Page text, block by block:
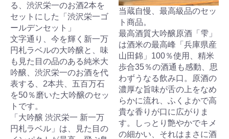
る、渋沢栄一のお酒2本を
セットにした「渋沢栄一ゴ
ールデンセット」
文字通り、今を輝く新一万
円札ラベルの大吟醸と、味
も見た目の品のある純米大
吟醸、渋沢栄一のお酒を代
表する、2本共、五百万石
を50％磨いた大吟醸のセッ
トです。
「大吟醸 渋沢栄一 新一万
円札ラベル」は、見た目の
当蔵自慢、最高級品のセッ
ト商品。
最高酒質大吟醸原酒「雫」
は酒米の最高峰「兵庫県産
山田錦」100％使用、精米
歩合35％の酒通も感動、思
わずうなる飲み口。原酒の
濃厚な旨味が舌の上をなめ
らかに流れ、ふくよかで高
貴な香りが口に広がりま
す。しっとり艶やかでキメ
の細かい、それはまさに酒